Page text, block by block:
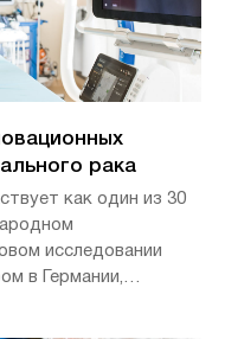
рака
как один из 30
исследовании
в Германии,